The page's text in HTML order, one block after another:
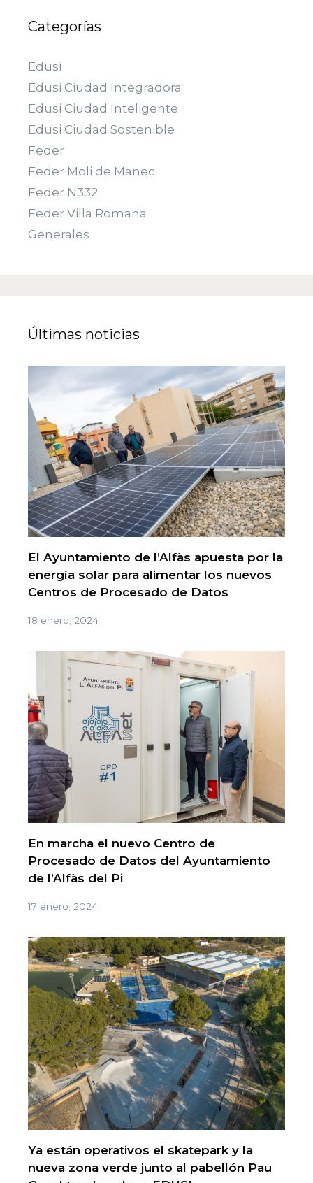
Categorías
Edusi
Edusi Ciudad Integradora
Edusi Ciudad Inteligente
Edusi Ciudad Sostenible
Feder
Feder Moli de Manec
Feder N332
Feder Villa Romana
Generales
Últimas noticias
El Ayuntamiento de l’Alfàs apuesta por la
energía solar para alimentar los nuevos
Centros de Procesado de Datos
18 enero, 2024
En marcha el nuevo Centro de
Procesado de Datos del Ayuntamiento
de l’Alfàs del Pi
17 enero, 2024
Ya están operativos el skatepark y la
nueva zona verde junto al pabellón Pau